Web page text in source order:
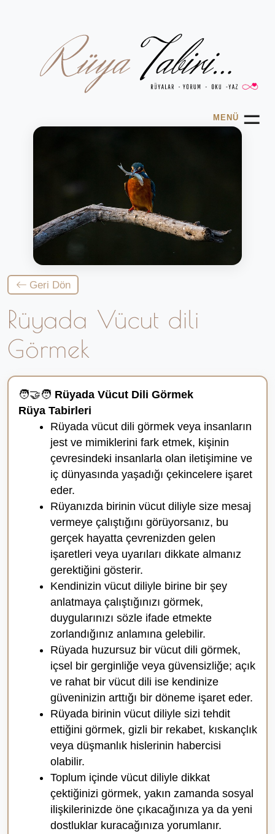
MENÜ ☰
Geri Dön
Rüyada Vücut dili
Görmek
🧑‍🤝‍🧑 Rüyada Vücut Dili Görmek
Rüya Tabirleri
Rüyada vücut dili görmek veya insanların
jest ve mimiklerini fark etmek, kişinin
çevresindeki insanlarla olan iletişimine ve
iç dünyasında yaşadığı çekincelere işaret
eder.
Rüyanızda birinin vücut diliyle size mesaj
vermeye çalıştığını görüyorsanız, bu
gerçek hayatta çevrenizden gelen
işaretleri veya uyarıları dikkate almanız
gerektiğini gösterir.
Kendinizin vücut diliyle birine bir şey
anlatmaya çalıştığınızı görmek,
duygularınızı sözle ifade etmekte
zorlandığınız anlamına gelebilir.
Rüyada huzursuz bir vücut dili görmek,
içsel bir gerginliğe veya güvensizliğe; açık
ve rahat bir vücut dili ise kendinize
güveninizin arttığı bir döneme işaret eder.
Rüyada birinin vücut diliyle sizi tehdit
ettiğini görmek, gizli bir rekabet, kıskançlık
veya düşmanlık hislerinin habercisi
olabilir.
Toplum içinde vücut diliyle dikkat
çektiğinizi görmek, yakın zamanda sosyal
ilişkilerinizde öne çıkacağınıza ya da yeni
dostluklar kuracağınıza yorumlanır.